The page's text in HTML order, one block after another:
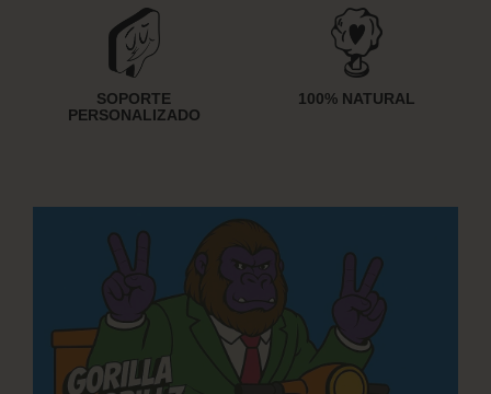
SOPORTE
PERSONALIZADO
100% NATURAL